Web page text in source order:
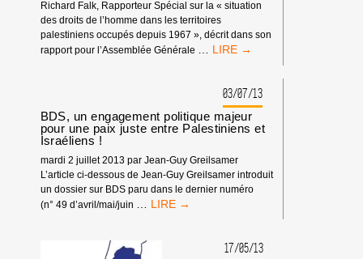
Richard Falk, Rapporteur Spécial sur la « situation
des droits de l’homme dans les territoires
palestiniens occupés depuis 1967 », décrit dans son
rapport pour l’Assemblée Générale
DEXIA
GOUVERNEMENT
BELGE
EN
LIGNE
MIRE
DES
NATIONS
03/07/13
BDS, un engagement politique majeur
pour une paix juste entre Palestiniens et
Israéliens !
mardi 2 juillet 2013 par Jean-Guy Greilsamer
L’article ci-dessous de Jean-Guy Greilsamer introduit
un dossier sur BDS paru dans le dernier numéro
(n° 49 d’avril/mai/juin
BDS,
17/05/13